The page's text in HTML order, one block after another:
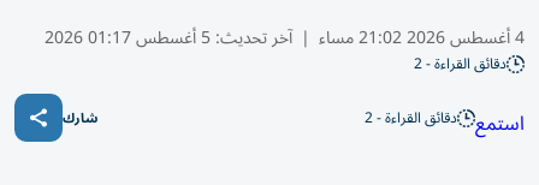
4 أغسطس 2026 21:02 مساء | آخر تحديث:5 أغسطس 01:17 2026
دقائق القراءة - 2
استمع دقائق القراءة - 2 شارك